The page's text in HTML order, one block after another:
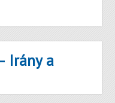
Irány a